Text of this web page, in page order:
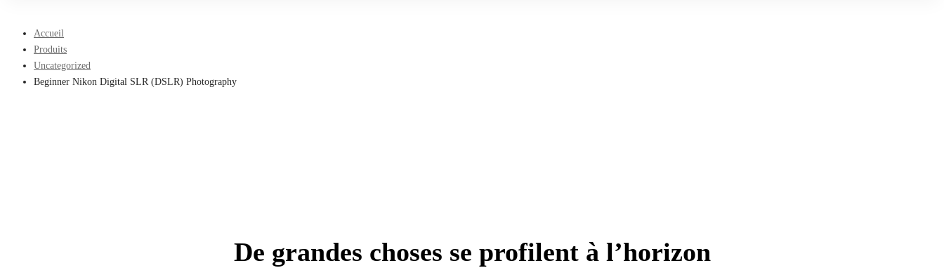
Accueil
Produits
Uncategorized
Beginner Nikon Digital SLR (DSLR) Photography
De grandes choses se profilent à l’horizon